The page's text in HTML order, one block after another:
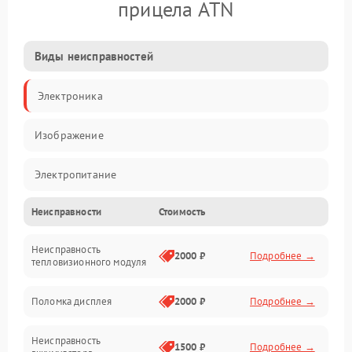
прицела ATN
Виды неисправностей
Электроника
Изображение
Электропитание
Измерения
Матрица
Неисправности Стоимость
Неисправность
тепловизионного модуля
2000 ₽ Подробнее →
Поломка дисплея 2000 ₽ Подробнее →
Неисправность
1500 ₽ Подробнее →